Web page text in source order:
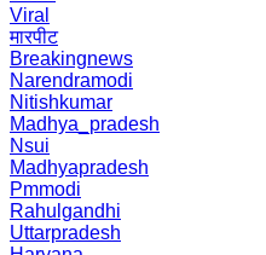
Viral
मारपीट
Breakingnews
Narendramodi
Nitishkumar
Madhya_pradesh
Nsui
Madhyapradesh
Pmmodi
Rahulgandhi
Uttarpradesh